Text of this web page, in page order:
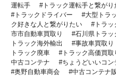
運転手
トラック運転手と繋がり
トラックドライバー
大型トラ
ク好きな人と繋がりたい
トラッ
市市自動車買取り
石川県トラッ
トラック海外輸出
事故車買取り
トラック廃車
トラック高価買取
中古コンテナ
ちょうどいいコン
奥野自動車商会
中古コンテナ